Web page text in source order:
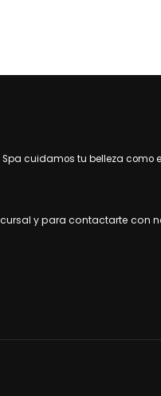
Spa cuidamos tu belleza como
y para contactarte con